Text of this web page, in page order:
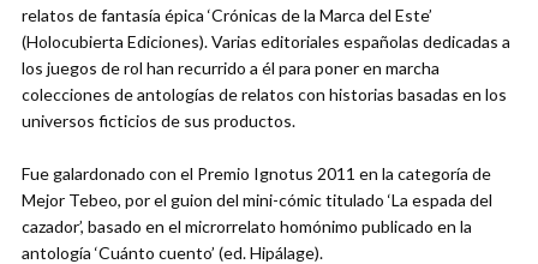
relatos de fantasía épica ‘Crónicas de la Marca del Este’
(Holocubierta Ediciones). Varias editoriales españolas dedicadas a
los juegos de rol han recurrido a él para poner en marcha
colecciones de antologías de relatos con historias basadas en los
universos ficticios de sus productos.
Fue galardonado con el Premio Ignotus 2011 en la categoría de
Mejor Tebeo, por el guion del mini-cómic titulado ‘La espada del
cazador’, basado en el microrrelato homónimo publicado en la
antología ‘Cuánto cuento’ (ed. Hipálage).